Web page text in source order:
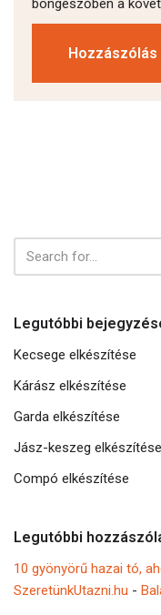
böngészőben a
Legutóbbi
Kecsege elkészítése
Kárász elkészítése
Garda elkészítése
Jász-keszeg elkészítése
Compó elkészítése
Legutóbbi
10 gyönyörű hazai tó,
SzeretünkUtazni.hu -